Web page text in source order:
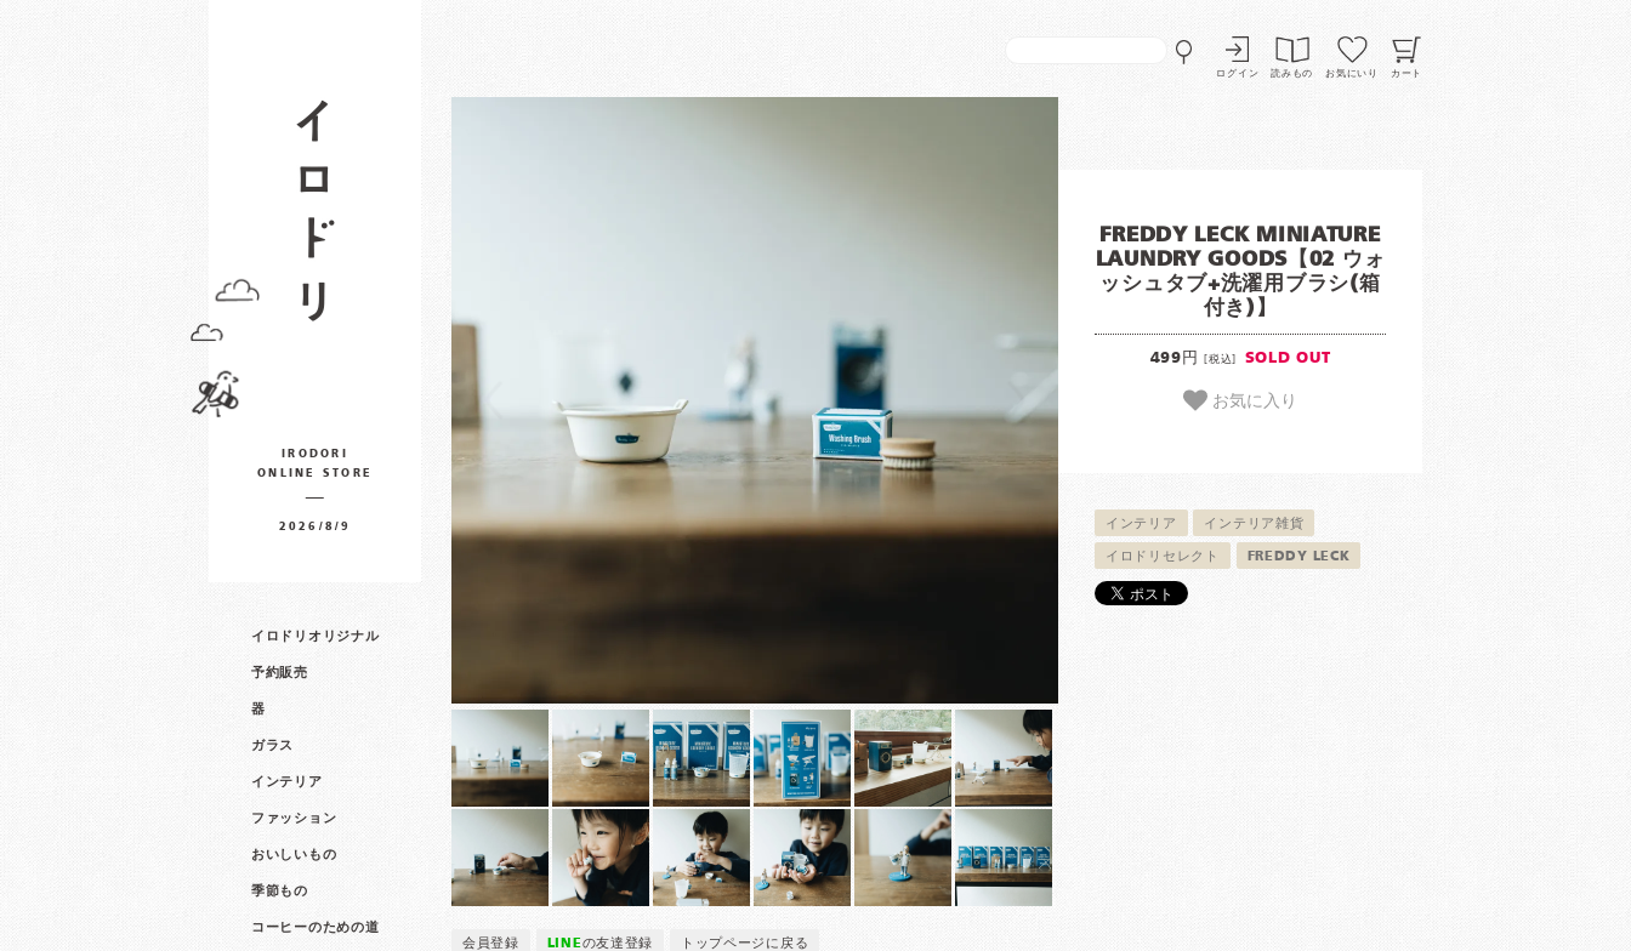
ログイン 読みもの お気にいり カート
IRODORI
ONLINE STORE
2026/8/9
イロドリオリジナル
予約販売
器
ガラス
インテリア
ファッション
おいしいもの
季節もの
コーヒーのための道
会員登録 LINEの友達登録 トップページに戻る
FREDDY LECK MINIATURE
LAUNDRY GOODS【02 ウォ
ッシュタブ+洗濯用ブラシ(箱
付き)】
499円[税込] SOLD OUT
お気に入り
インテリア インテリア雑貨
イロドリセレクト FREDDY LECK